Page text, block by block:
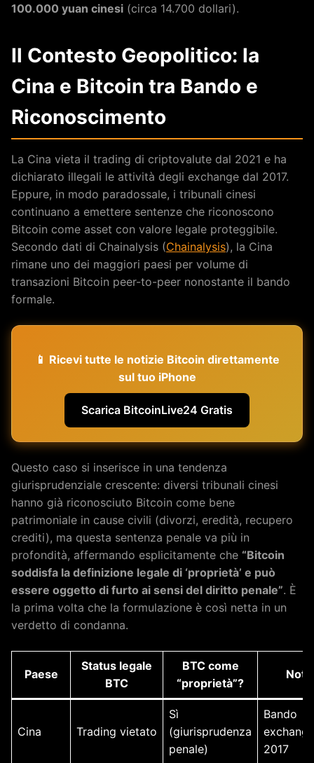
100.000 yuan cinesi (circa 14.700 dollari).
Il Contesto Geopolitico: la
Cina e Bitcoin tra Bando e
Riconoscimento
La Cina vieta il trading di criptovalute dal 2021 e ha
dichiarato illegali le attività degli exchange dal 2017.
Eppure, in modo paradossale, i tribunali cinesi
continuano a emettere sentenze che riconoscono
Bitcoin come asset con valore legale proteggibile.
Secondo dati di Chainalysis (Chainalysis), la Cina
rimane uno dei maggiori paesi per volume di
transazioni Bitcoin peer-to-peer nonostante il bando
formale.
📱 Ricevi tutte le notizie Bitcoin direttamente
sul tuo iPhone
Scarica BitcoinLive24 Gratis
Questo caso si inserisce in una tendenza
giurisprudenziale crescente: diversi tribunali cinesi
hanno già riconosciuto Bitcoin come bene
patrimoniale in cause civili (divorzi, eredità, recupero
crediti), ma questa sentenza penale va più in
profondità, affermando esplicitamente che “Bitcoin
soddisfa la definizione legale di ‘proprietà’ e può
essere oggetto di furto ai sensi del diritto penale”. È
la prima volta che la formulazione è così netta in un
verdetto di condanna.
Paese
Status legale
BTC
BTC come
“proprietà”?
Note
Cina Trading vietato
Sì
(giurisprudenza
penale)
Bando
2017